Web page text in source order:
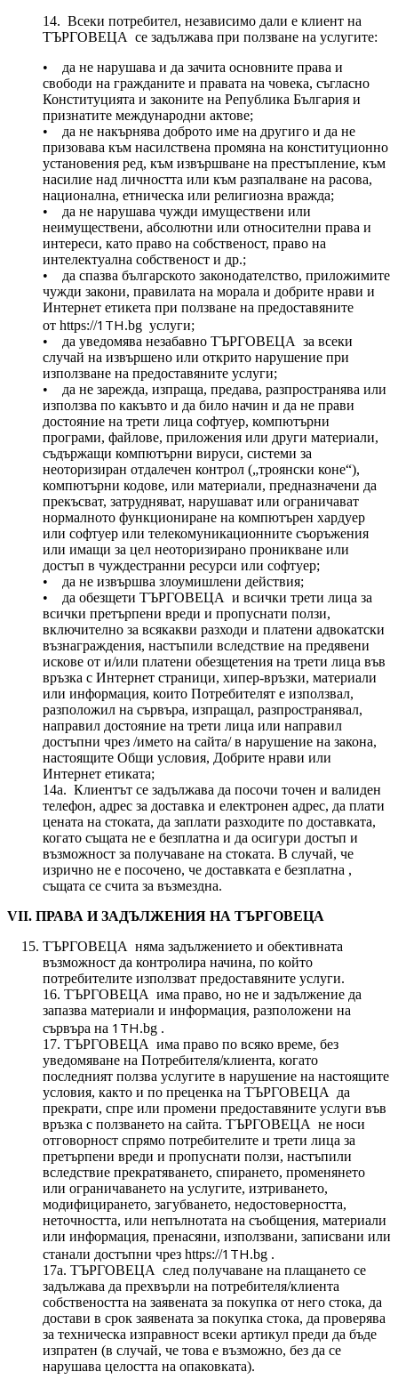
14. Всеки потребител, независимо дали е клиент на
ТЪРГОВЕЦА се задължава при ползване на услугите:
• да не нарушава и да зачита основните права и
свободи на гражданите и правата на човека, съгласно
Конституцията и законите на Република България и
признатите международни актове;
• да не накърнява доброто име на другиго и да не
призовава към насилствена промяна на конституционно
установения ред, към извършване на престъпление, към
насилие над личността или към разпалване на расова,
национална, етническа или религиозна вражда;
• да не нарушава чужди имуществени или
неимуществени, абсолютни или относителни права и
интереси, като право на собственост, право на
интелектуална собственост и др.;
• да спазва българското законодателство, приложимите
чужди закони, правилата на морала и добрите нрави и
Интернет етикета при ползване на предоставяните
от https://1TH.bg услуги;
• да уведомява незабавно ТЪРГОВЕЦА за всеки
случай на извършено или открито нарушение при
използване на предоставяните услуги;
• да не зарежда, изпраща, предава, разпространява или
използва по какъвто и да било начин и да не прави
достояние на трети лица софтуер, компютърни
програми, файлове, приложения или други материали,
съдържащи компютърни вируси, системи за
неоторизиран отдалечен контрол („троянски коне“),
компютърни кодове, или материали, предназначени да
прекъсват, затрудняват, нарушават или ограничават
нормалното функциониране на компютърен хардуер
или софтуер или телекомуникационните съоръжения
или имащи за цел неоторизирано проникване или
достъп в чуждестранни ресурси или софтуер;
• да не извършва злоумишлени действия;
• да обезщети ТЪРГОВЕЦА и всички трети лица за
всички претърпени вреди и пропуснати ползи,
включително за всякакви разходи и платени адвокатски
възнаграждения, настъпили вследствие на предявени
искове от и/или платени обезщетения на трети лица във
връзка с Интернет страници, хипер-връзки, материали
или информация, които Потребителят е използвал,
разположил на сървъра, изпращал, разпространявал,
направил достояние на трети лица или направил
достъпни чрез /името на сайта/ в нарушение на закона,
настоящите Общи условия, Добрите нрави или
Интернет етиката;
14а. Клиентът се задължава да посочи точен и валиден
телефон, адрес за доставка и електронен адрес, да плати
цената на стоката, да заплати разходите по доставката,
когато същата не е безплатна и да осигури достъп и
възможност за получаване на стоката. В случай, че
изрично не е посочено, че доставката е безплатна ,
същата се счита за възмездна.
VII. ПРАВА И ЗАДЪЛЖЕНИЯ НА ТЪРГОВЕЦА
ТЪРГОВЕЦА няма задължението и обективната
възможност да контролира начина, по който
потребителите използват предоставяните услуги.
16. ТЪРГОВЕЦА има право, но не и задължение да
запазва материали и информация, разположени на
сървъра на 1TH.bg .
17. ТЪРГОВЕЦА има право по всяко време, без
уведомяване на Потребителя/клиента, когато
последният ползва услугите в нарушение на настоящите
условия, както и по преценка на ТЪРГОВЕЦА да
прекрати, спре или промени предоставяните услуги във
връзка с ползването на сайта. ТЪРГОВЕЦА не носи
отговорност спрямо потребителите и трети лица за
претърпени вреди и пропуснати ползи, настъпили
вследствие прекратяването, спирането, променянето
или ограничаването на услугите, изтриването,
модифицирането, загубването, недостоверността,
неточността, или непълнотата на съобщения, материали
или информация, пренасяни, използвани, записвани или
станали достъпни чрез https://1TH.bg .
17а. ТЪРГОВЕЦА след получаване на плащането се
задължава да прехвърли на потребителя/клиента
собствеността на заявената за покупка от него стока, да
достави в срок заявената за покупка стока, да проверява
за техническа изправност всеки артикул преди да бъде
изпратен (в случай, че това е възможно, без да се
нарушава целостта на опаковката).